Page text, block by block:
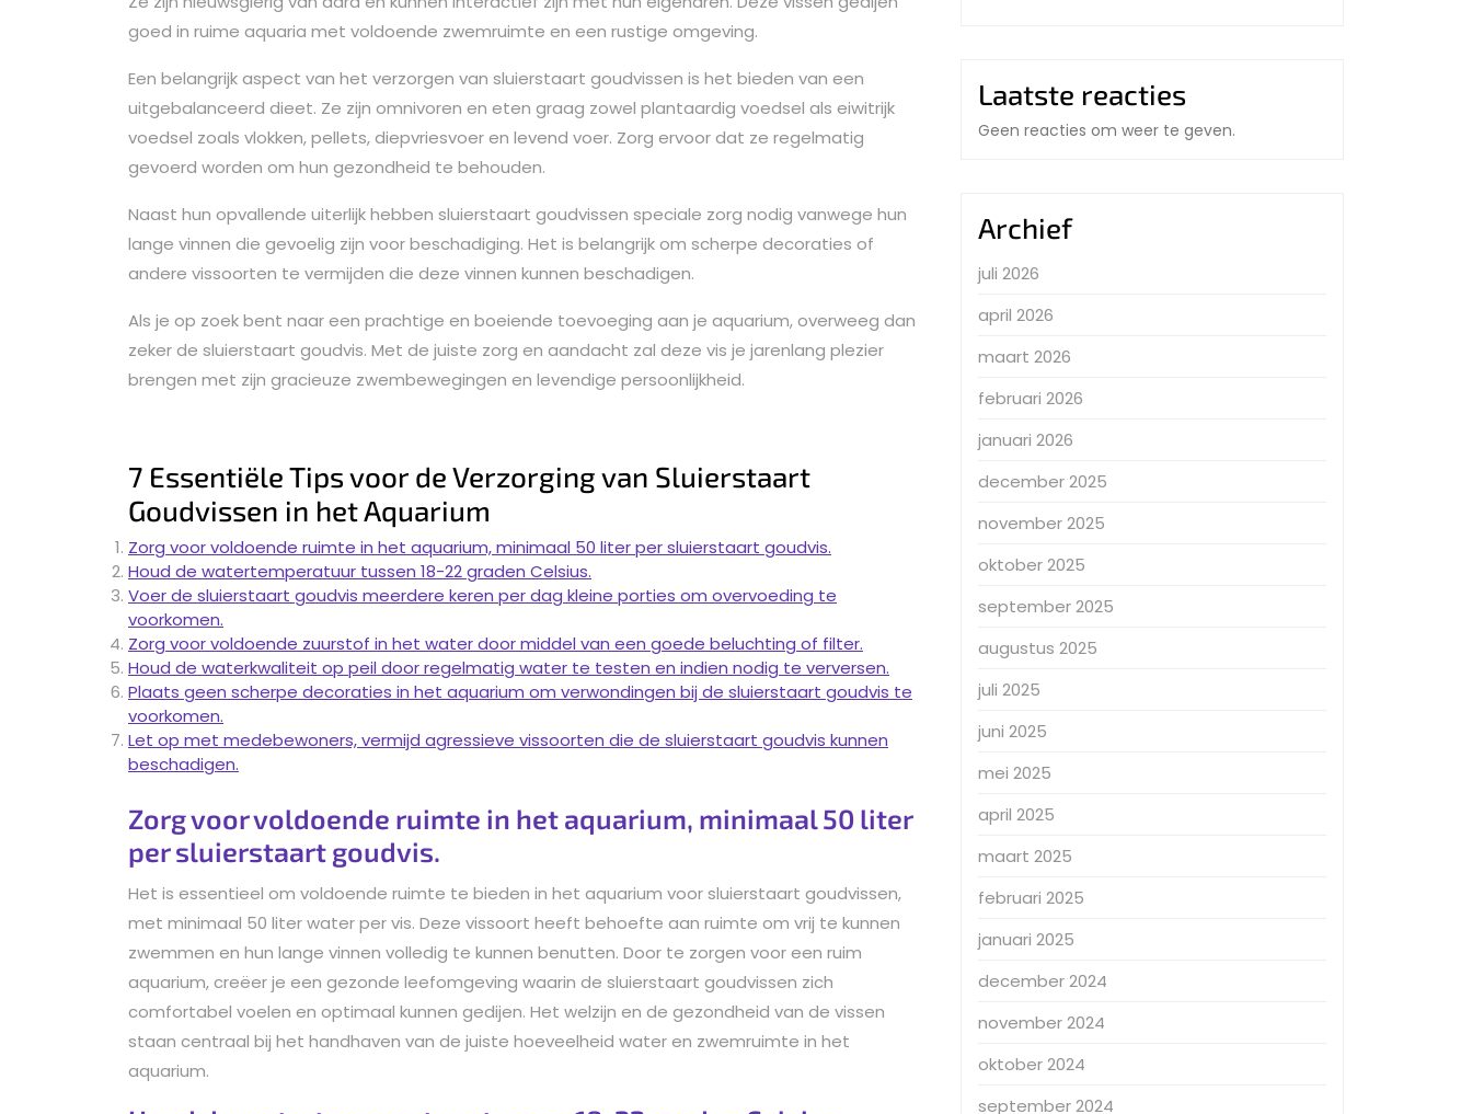
goed in ruime aquaria met voldoende zwemruimte en een rustige omgeving.
Een belangrijk aspect van het verzorgen van sluierstaart goudvissen is het bieden van een
uitgebalanceerd dieet. Ze zijn omnivoren en eten graag zowel plantaardig voedsel als eiwitrijk
voedsel zoals vlokken, pellets, diepvriesvoer en levend voer. Zorg ervoor dat ze regelmatig
gevoerd worden om hun gezondheid te behouden.
Naast hun opvallende uiterlijk hebben sluierstaart goudvissen speciale zorg nodig vanwege hun
lange vinnen die gevoelig zijn voor beschadiging. Het is belangrijk om scherpe decoraties of
andere vissoorten te vermijden die deze vinnen kunnen beschadigen.
Als je op zoek bent naar een prachtige en boeiende toevoeging aan je aquarium, overweeg dan
zeker de sluierstaart goudvis. Met de juiste zorg en aandacht zal deze vis je jarenlang plezier
brengen met zijn gracieuze zwembewegingen en levendige persoonlijkheid.
7 Essentiële Tips voor de Verzorging van Sluierstaart
Goudvissen in het Aquarium
Zorg voor voldoende ruimte in het aquarium, minimaal 50 liter per sluierstaart goudvis.
Houd de watertemperatuur tussen 18-22 graden Celsius.
Voer de sluierstaart goudvis meerdere keren per dag kleine porties om overvoeding te
voorkomen.
Zorg voor voldoende zuurstof in het water door middel van een goede beluchting of filter.
Houd de waterkwaliteit op peil door regelmatig water te testen en indien nodig te verversen.
Plaats geen scherpe decoraties in het aquarium om verwondingen bij de sluierstaart goudvis te
voorkomen.
Let op met medebewoners, vermijd agressieve vissoorten die de sluierstaart goudvis kunnen
beschadigen.
Zorg voor voldoende ruimte in het aquarium, minimaal 50 liter
per sluierstaart goudvis.
Het is essentieel om voldoende ruimte te bieden in het aquarium voor sluierstaart goudvissen,
met minimaal 50 liter water per vis. Deze vissoort heeft behoefte aan ruimte om vrij te kunnen
zwemmen en hun lange vinnen volledig te kunnen benutten. Door te zorgen voor een ruim
aquarium, creëer je een gezonde leefomgeving waarin de sluierstaart goudvissen zich
comfortabel voelen en optimaal kunnen gedijen. Het welzijn en de gezondheid van de vissen
staan centraal bij het handhaven van de juiste hoeveelheid water en zwemruimte in het
aquarium.
Laatste reacties
Geen reacties om weer te geven.
Archief
juli 2026
april 2026
maart 2026
februari 2026
januari 2026
december 2025
november 2025
oktober 2025
september 2025
augustus 2025
juli 2025
juni 2025
mei 2025
april 2025
maart 2025
februari 2025
januari 2025
december 2024
november 2024
oktober 2024
september 2024